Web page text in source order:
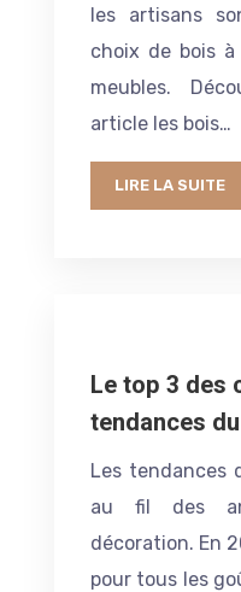
les artisans
choix de bois
meubles.
article les bois…
LIRE LA SUITE
Le top 3 des
tendances
Les tendances
au fil des
décoration. En
pour tous les